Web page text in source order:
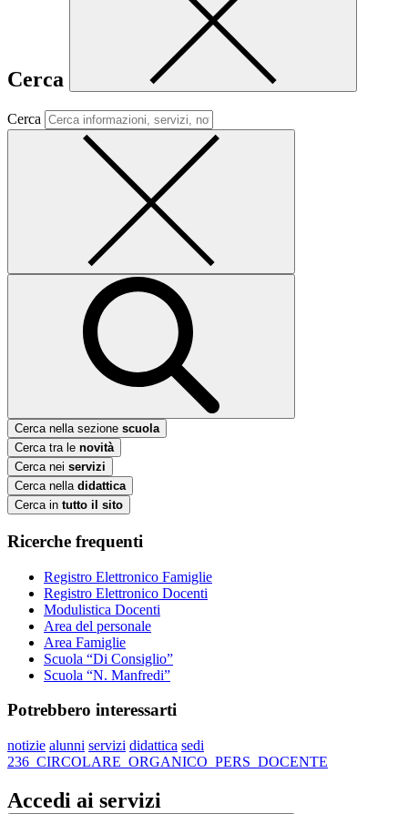
Cerca
Cerca
Cerca nella sezione scuola
Cerca tra le novità
Cerca nei servizi
Cerca nella didattica
Cerca in tutto il sito
Ricerche frequenti
Registro Elettronico Famiglie
Registro Elettronico Docenti
Modulistica Docenti
Area del personale
Area Famiglie
Scuola “Di Consiglio”
Scuola “N. Manfredi”
Potrebbero interessarti
notizie alunni servizi didattica sedi
236_CIRCOLARE_ORGANICO_PERS_DOCENTE
Accedi ai servizi